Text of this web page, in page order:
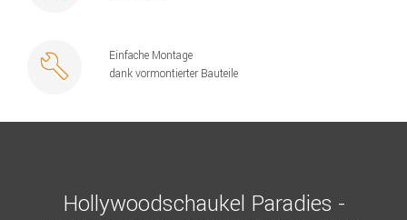
Einfache Montage
dank vormontierter Bauteile
Hollywoodschaukel Paradies -